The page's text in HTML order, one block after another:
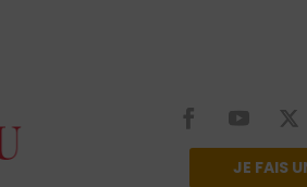
JE FAIS